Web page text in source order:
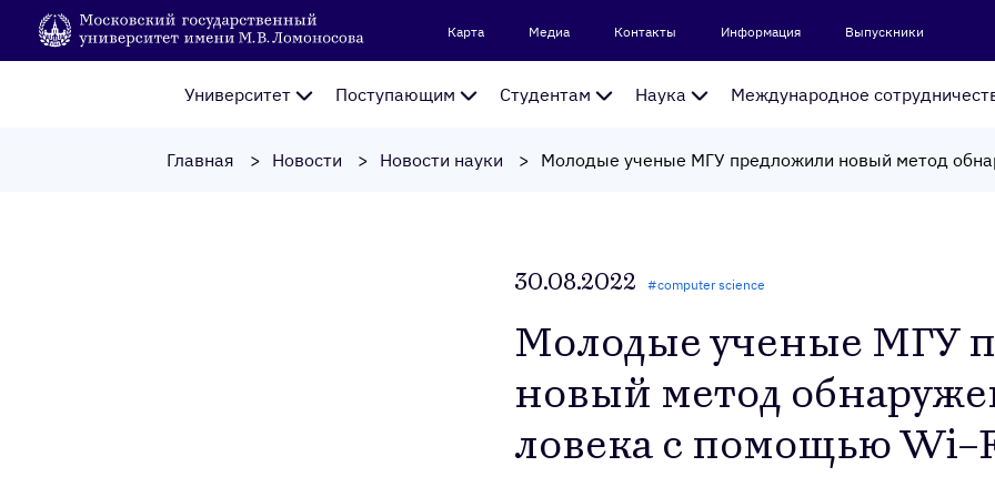
Карта Медиа Контакты Информация Выпускники
Университет Поступающим Студентам Наука Международное
Главная Новости Новости науки
30.08.2022 #computer science
Мо­лодые уче­ные МГУ
но­вый ме­тод
лове­ка с по­мощью